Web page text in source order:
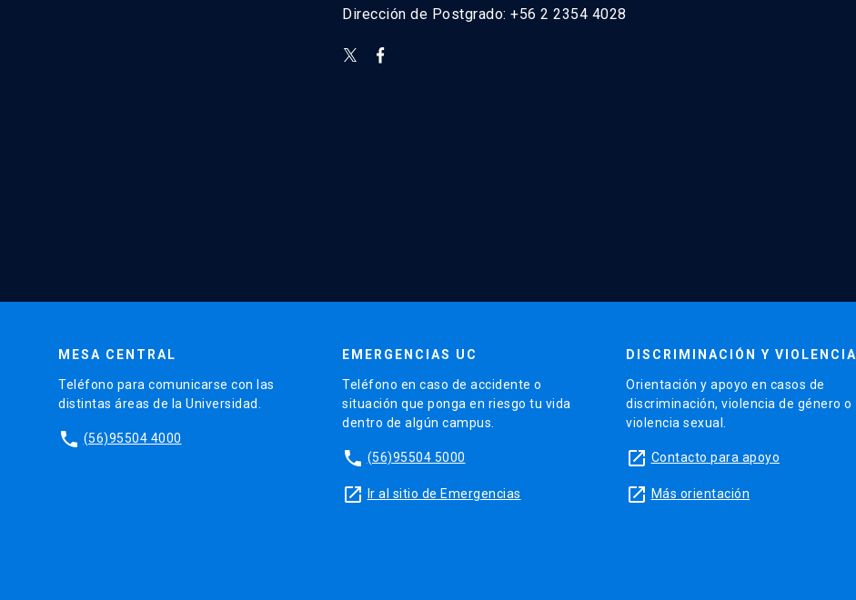
Dirección de Postgrado: +56 2 2354 4028
MESA CENTRAL
Teléfono para comunicarse con las
distintas áreas de la Universidad.
phone (56)95504 4000
EMERGENCIAS UC
Teléfono en caso de accidente o
situación que ponga en riesgo tu vida
dentro de algún campus.
phone (56)95504 5000
launch Ir al sitio de Emergencias
DISCRIMINACIÓN Y VIOLENCIA
Orientación y apoyo en casos de
discriminación, violencia de género o
violencia sexual.
launch Contacto para apoyo
launch Más orientación